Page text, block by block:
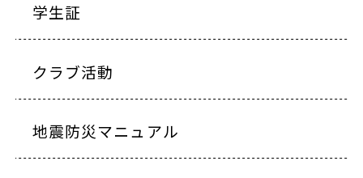
学生証
クラブ活動
地震防災マニュアル